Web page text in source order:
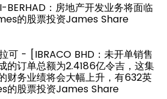
：房地产开发业务将面临
的股票投资James Share
可 - [IBRACO BHD：未开单销售
的订单总额为2.4186亿令吉，这集
财务业绩将会大幅上升，有632英
的股票投资James Share